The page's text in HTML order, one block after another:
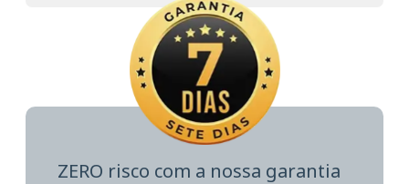
ZERO risco com a nossa garantia